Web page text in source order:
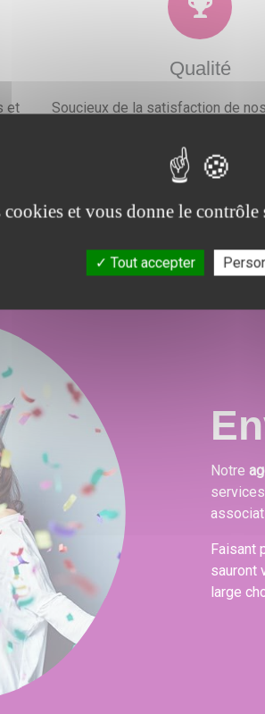
et
Qualité
Soucieux de la satisfaction de
combleront toutes vos attentes,
festives.
Notre
Faisant
sauront
large
et vous donne le
Tout accepter